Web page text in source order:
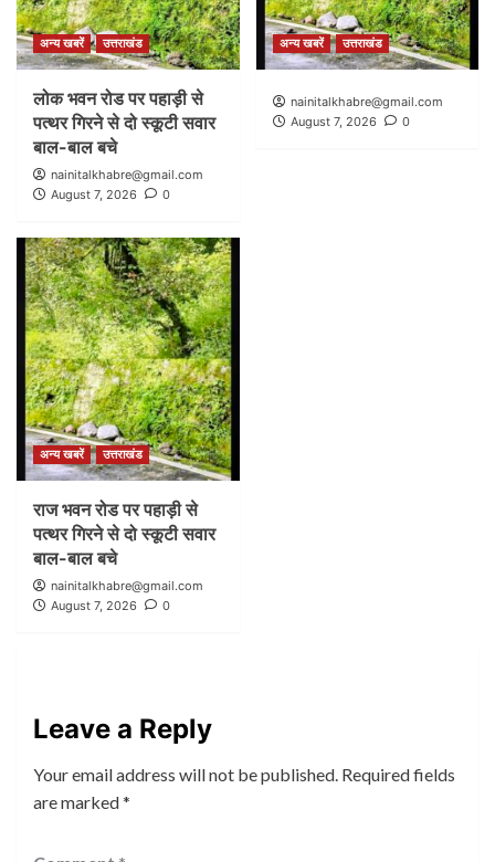
अन्य खबरें उत्तराखंड
लोक भवन रोड पर पहाड़ी से
पत्थर गिरने से दो स्कूटी सवार
बाल-बाल बचे
nainitalkhabre@gmail.com
August 7, 2026
0
अन्य खबरें उत्तराखंड
nainitalkhabre@gmail.com
August 7, 2026
0
अन्य खबरें उत्तराखंड
राज भवन रोड पर पहाड़ी से
पत्थर गिरने से दो स्कूटी सवार
बाल-बाल बचे
nainitalkhabre@gmail.com
August 7, 2026
0
Leave a Reply
Your email address will not be published. Required fields
are marked*